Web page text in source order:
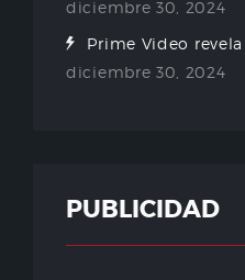
diciembre 30, 2024
Prime Video
diciembre 30, 2024
PUBLICIDAD